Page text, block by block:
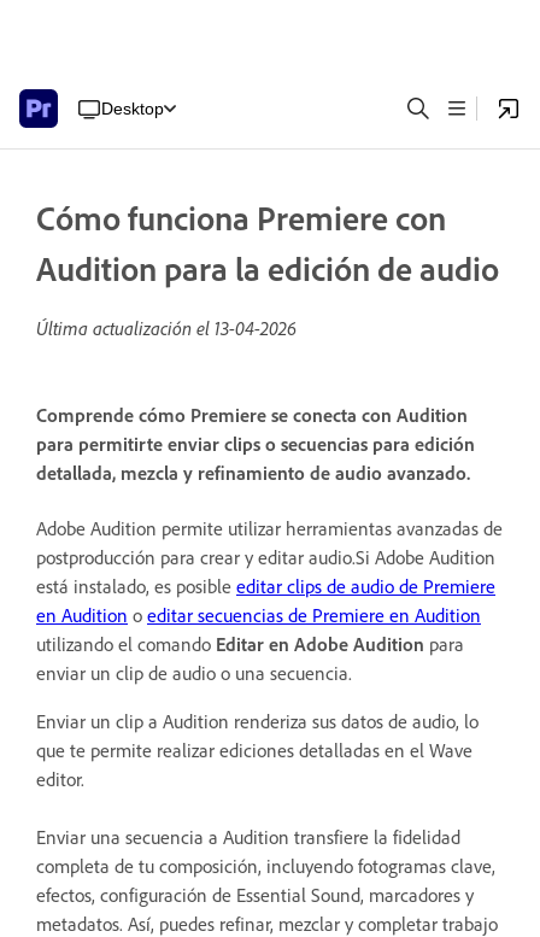
Desktop
Cómo funciona Premiere con
Audition para la edición de audio
Última actualización el 13-04-2026
Comprende cómo Premiere se conecta con Audition
para permitirte enviar clips o secuencias para edición
detallada, mezcla y refinamiento de audio avanzado.
Adobe Audition permite utilizar herramientas avanzadas de
postproducción para crear y editar audio.Si Adobe Audition
está instalado, es posible editar clips de audio de Premiere
en Audition o editar secuencias de Premiere en Audition
utilizando el comando Editar en Adobe Audition para
enviar un clip de audio o una secuencia.
Enviar un clip a Audition renderiza sus datos de audio, lo
que te permite realizar ediciones detalladas en el Wave
editor.
Enviar una secuencia a Audition transfiere la fidelidad
completa de tu composición, incluyendo fotogramas clave,
efectos, configuración de Essential Sound, marcadores y
metadatos. Así, puedes refinar, mezclar y completar trabajo